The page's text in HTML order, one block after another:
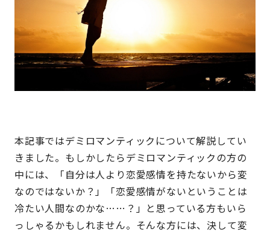
本記事ではデミロマンティックについて解説してい
きました。もしかしたらデミロマンティックの方の
中には、「自分は人より恋愛感情を持たないから変
なのではないか？」「恋愛感情がないということは
冷たい人間なのかな……？」と思っている方もいら
っしゃるかもしれません。そんな方には、決して変